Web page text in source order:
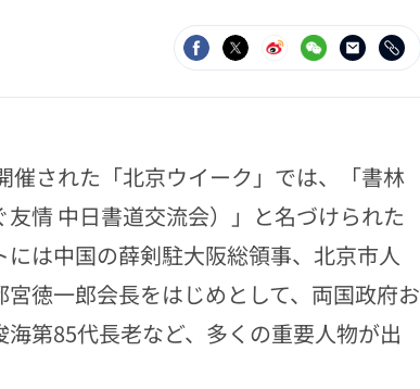
された「北京ウイーク」では、「書林
情 中日書道交流会）」と名づけられた
は中国の薛剣駐大阪総領事、北京市人
徳一郎会長をはじめとして、両国政府お
第85代長老など、多くの重要人物が出